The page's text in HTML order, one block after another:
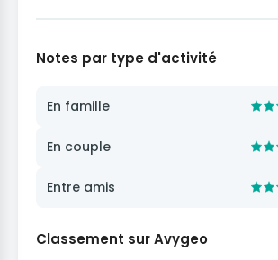
Notes par type d'activité
En famille
En couple
Entre amis
Classement sur Avygeo